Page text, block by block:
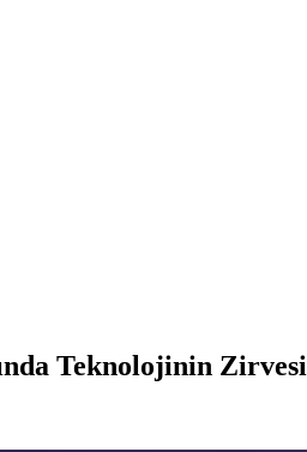
Teknolojinin Zirvesi